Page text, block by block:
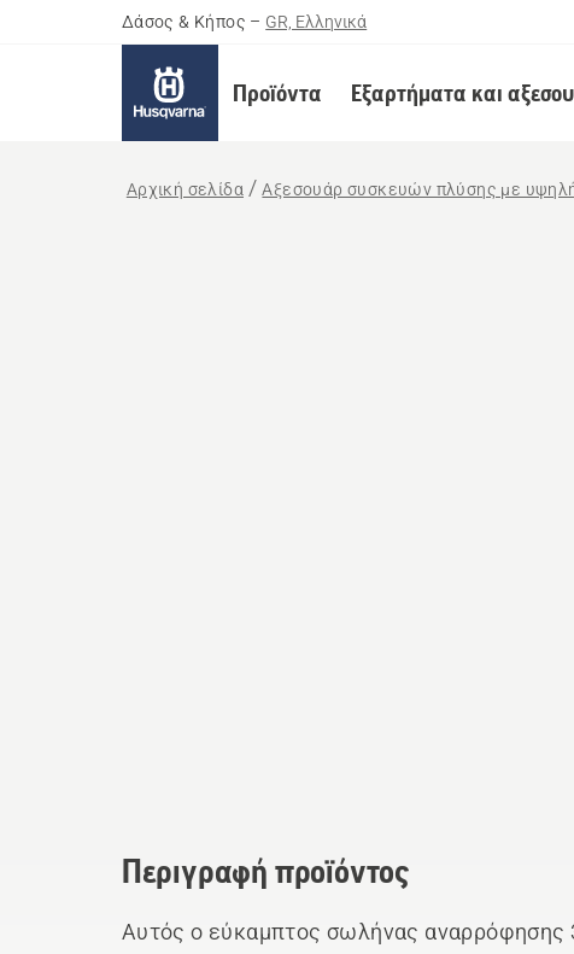
Δάσος & Κήπος – GR, Ελληνικά
Προϊόντα Εξαρτήματα και
Αρχική σελίδα Αξεσουάρ συσκευών πλύσης με
Περιγραφή προϊόντος
Αυτός ο εύκαμπτος σωλήνας αναρρόφησης